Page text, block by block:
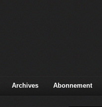
Archives Abonnement